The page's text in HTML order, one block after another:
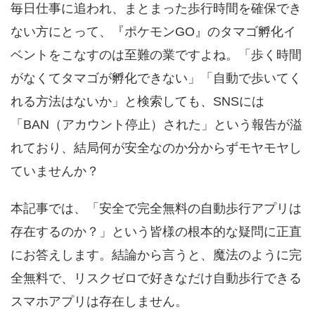
毎日仕事に追われ、まとまった歩行時間を確保でき
ない方にとって、『ポケモンGO』のタマゴ孵化イ
ベントをこなすのは至難の業ですよね。「歩く時間
がなくてタマゴが孵化できない」「自動で歩いてく
れる方法はないか」と検索しても、SNSには
「BAN（アカウント停止）された」という報告が溢
れており、結局何が安全なのか分からずモヤモヤし
ていませんか？
本記事では、「安全で完全無料の自動歩行アプリは
存在するのか？」という皆様の根本的な疑問に正直
にお答えします。結論から言うと、魔法のように完
全無料で、リスクゼロで好きなだけ自動歩行できる
スマホアプリは存在しません。